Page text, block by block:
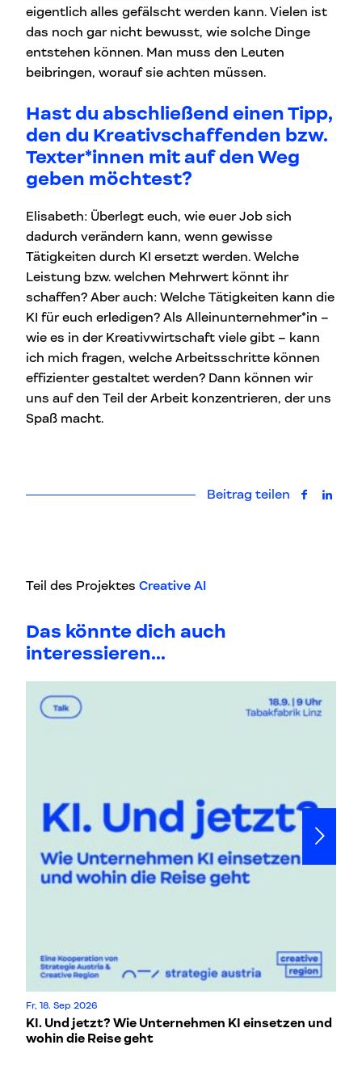
Teil des Projektes Creative AI
eigentlich alles gefälscht werden kann. Vielen ist
das noch gar nicht bewusst, wie solche Dinge
entstehen können. Man muss den Leuten
beibringen, worauf sie achten müssen.
Hast du abschließend einen Tipp,
den du Kreativschaffenden bzw.
Texter*innen mit auf den Weg
geben möchtest?
Elisabeth: Überlegt euch, wie euer Job sich
dadurch verändern kann, wenn gewisse
Tätigkeiten durch KI ersetzt werden. Welche
Leistung bzw. welchen Mehrwert könnt ihr
schaffen? Aber auch: Welche Tätigkeiten kann die
KI für euch erledigen? Als Alleinunternehmer*in –
wie es in der Kreativwirtschaft viele gibt – kann
ich mich fragen, welche Arbeitsschritte können
effizienter gestaltet werden? Dann können wir
uns auf den Teil der Arbeit konzentrieren, der uns
Spaß macht.
Beitrag teilen auf auf
Das könnte dich auch
interessieren...
Fr, 18. Sep 2026
KI. Und jetzt? Wie Unternehmen KI einsetzen und
wohin die Reise geht